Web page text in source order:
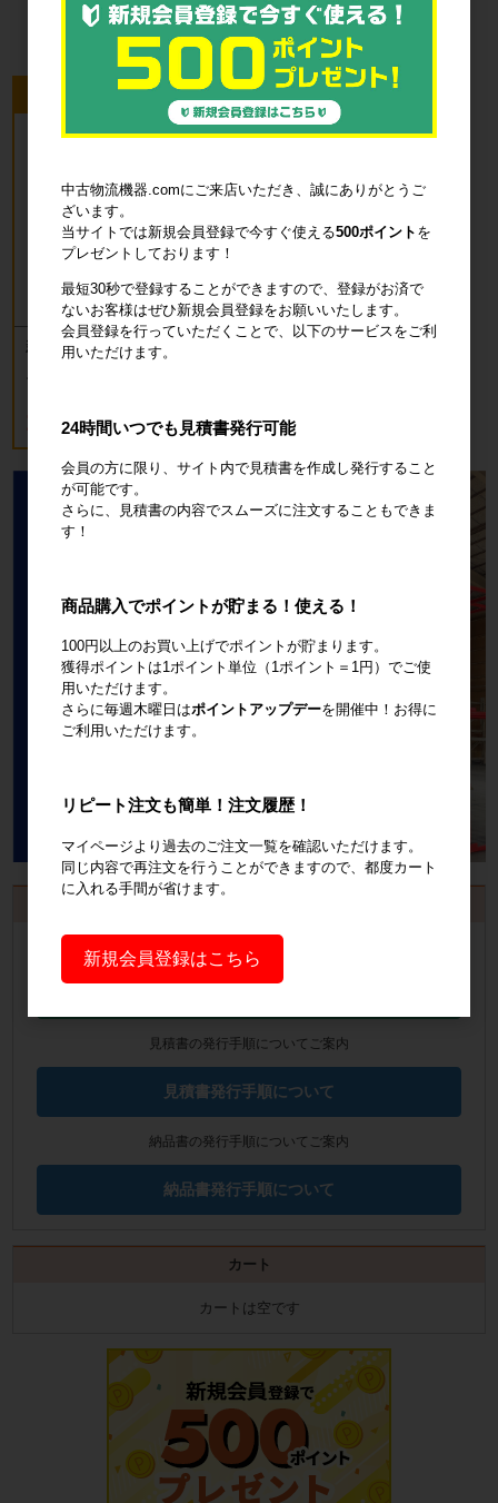
すべてのおすすめ商品を見る
今回のピックアップ商品
新品 カゴ台車 ロールボックスパレッ
ト(樹脂底板) W850×D650×H1700mm
ブルー
18,700円税込20,570円
見積書の発行手順についてご案内
見積書発行手順について
納品書の発行手順についてご案内
納品書発行手順について
カート
カートは空です
中古物流機器.comにご来店いただき、誠にありがとうご
ざいます。
当サイトでは新規会員登録で今すぐ使える500ポイント を
プレゼントしております！
最短30秒で登録することができますので、登録がお済で
ないお客様はぜひ新規会員登録をお願いいたします。
会員登録を行っていただくことで、以下のサービスをご利
用いただけます。
24時間いつでも見積書発行可能
会員の方に限り、サイト内で見積書を作成し発行すること
が可能です。
さらに、見積書の内容でスムーズに注文することもできま
す！
商品購入でポイントが貯まる！使える！
100円以上のお買い上げでポイントが貯まります。
獲得ポイントは1ポイント単位（1ポイント＝1円）でご使
用いただけます。
さらに毎週木曜日はポイントアップデーを開催中！お得に
ご利用いただけます。
リピート注文も簡単！注文履歴！
マイページより過去のご注文一覧を確認いただけます。
同じ内容で再注文を行うことができますので、都度カート
に入れる手間が省けます。
新規会員登録はこちら